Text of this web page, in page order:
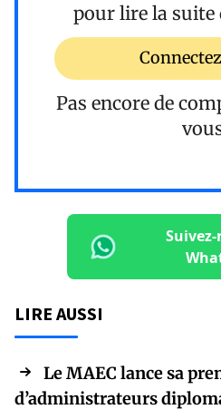
pour lire la suite
Pas encore de
LIRE AUSSI
Le MAEC lance sa
d’administrateurs